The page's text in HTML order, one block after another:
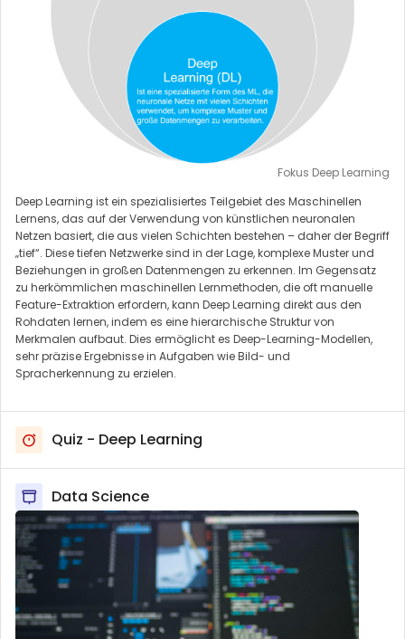
Fokus Deep Learning
Deep Learning ist ein spezialisiertes Teilgebiet des Maschinellen
Lernens, das auf der Verwendung von künstlichen neuronalen
Netzen basiert, die aus vielen Schichten bestehen – daher der Begriff
„tief“. Diese tiefen Netzwerke sind in der Lage, komplexe Muster und
Beziehungen in großen Datenmengen zu erkennen. Im Gegensatz
zu herkömmlichen maschinellen Lernmethoden, die oft manuelle
Feature-Extraktion erfordern, kann Deep Learning direkt aus den
Rohdaten lernen, indem es eine hierarchische Struktur von
Merkmalen aufbaut. Dies ermöglicht es Deep-Learning-Modellen,
sehr präzise Ergebnisse in Aufgaben wie Bild- und
Spracherkennung zu erzielen.
Quiz - Deep Learning
Data Science